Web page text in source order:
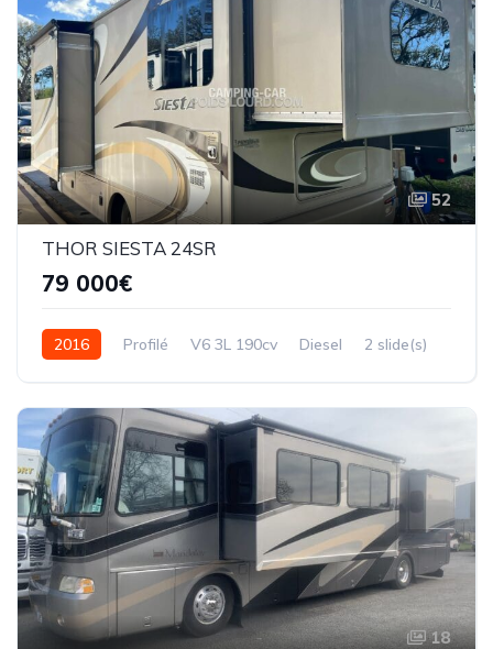
52
THOR SIESTA 24SR
79 000€
2016 Profilé V6 3L 190cv Diesel
2 slide(s)
18